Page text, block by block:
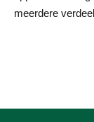
meerdere